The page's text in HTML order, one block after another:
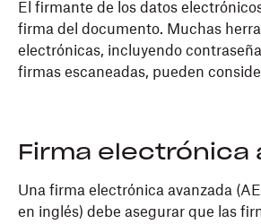
El firmante de los datos
firma del documento. Muchas
electrónicas, incluyendo
firmas escaneadas, pueden
Firma electrónica
Una firma electrónica avanzada
en inglés) debe asegurar que las